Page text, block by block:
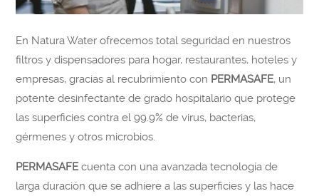
En Natura Water ofrecemos total seguridad en nuestros
filtros y dispensadores para hogar, restaurantes, hoteles y
empresas, gracias al recubrimiento con PERMASAFE, un
potente desinfectante de grado hospitalario que protege
las superficies contra el 99.9% de virus, bacterias,
gérmenes y otros microbios.
PERMASAFE cuenta con una avanzada tecnología de
larga duración que se adhiere a las superficies y las hace